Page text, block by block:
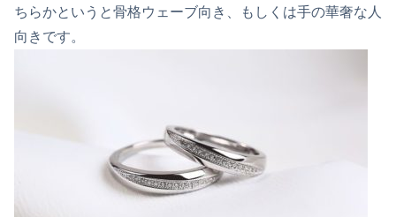
ちらかというと骨格ウェーブ向き、もしくは手の華奢な人
向きです。